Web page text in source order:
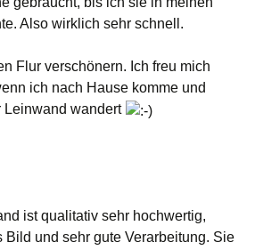
Also wirklich sehr schnell.
Flur verschönern. Ich freu mich
ich nach Hause komme und
Leinwand wandert
ist qualitativ sehr hochwertig,
Bild und sehr gute Verarbeitung. Sie